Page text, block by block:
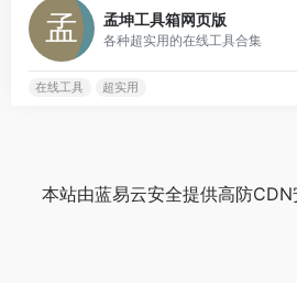
孟坤工具箱网页版
各种超实用的在线工具合集
在线工具 超实用
本站由蓝易云安全提供高防CDN